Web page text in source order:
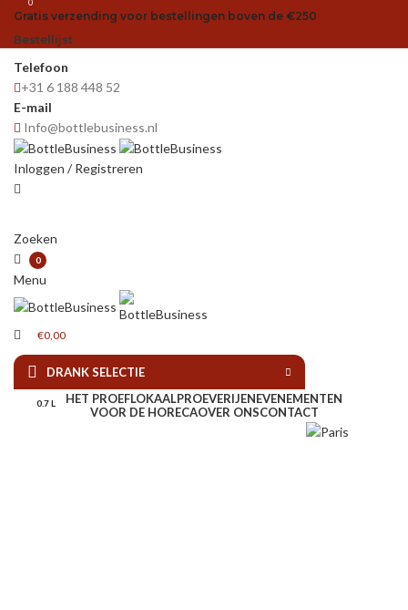
Gratis verzending voor bestellingen boven de €250
Bestellijst
Telefoon
+31 6 188 448 52
E-mail
Info@bottlebusiness.nl
Inloggen / Registreren
Zoeken
0
Menu
0
€0,00
DRANK SELECTIE
HET PROEFLOKAALPROEVERIJENEVENEMENTEN
VOOR DE HORECAOVER ONSCONTACT
0.7 L